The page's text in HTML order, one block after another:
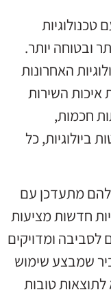
ובטוחה יותר.
האחרונות
איכות השירות
חכמות,
ביולוגיות, כל
מתעדכן עם
חדשות מציעות
לסביבה ומדויקים
שמבצע שימוש
לתוצאות טובות